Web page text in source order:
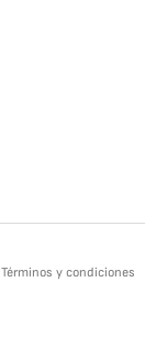
Términos y condiciones